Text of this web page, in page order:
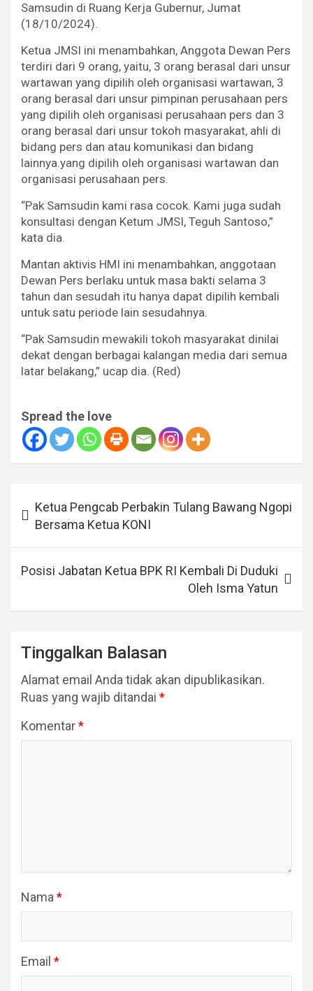
Samsudin di Ruang Kerja Gubernur, Jumat
(18/10/2024).
Ketua JMSI ini menambahkan, Anggota Dewan Pers
terdiri dari 9 orang, yaitu, 3 orang berasal dari unsur
wartawan yang dipilih oleh organisasi wartawan, 3
orang berasal dari unsur pimpinan perusahaan pers
yang dipilih oleh organisasi perusahaan pers dan 3
orang berasal dari unsur tokoh masyarakat, ahli di
bidang pers dan atau komunikasi dan bidang
lainnya.yang dipilih oleh organisasi wartawan dan
organisasi perusahaan pers.
“Pak Samsudin kami rasa cocok. Kami juga sudah
konsultasi dengan Ketum JMSI, Teguh Santoso,”
kata dia.
Mantan aktivis HMI ini menambahkan, anggotaan
Dewan Pers berlaku untuk masa bakti selama 3
tahun dan sesudah itu hanya dapat dipilih kembali
untuk satu periode lain sesudahnya.
“Pak Samsudin mewakili tokoh masyarakat dinilai
dekat dengan berbagai kalangan media dari semua
latar belakang,” ucap dia. (Red)
Spread the love
posKetua Pengcab Perbakin Tulang Bawang Ngopi
Bersama Ketua KONI
Posisi Jabatan Ketua BPK RI Kembali Di Duduki
Oleh Isma Yatun
Tinggalkan Balasan
Alamat email Anda tidak akan dipublikasikan.
Ruas yang wajib ditandai *
Komentar*
Nama*
Email *